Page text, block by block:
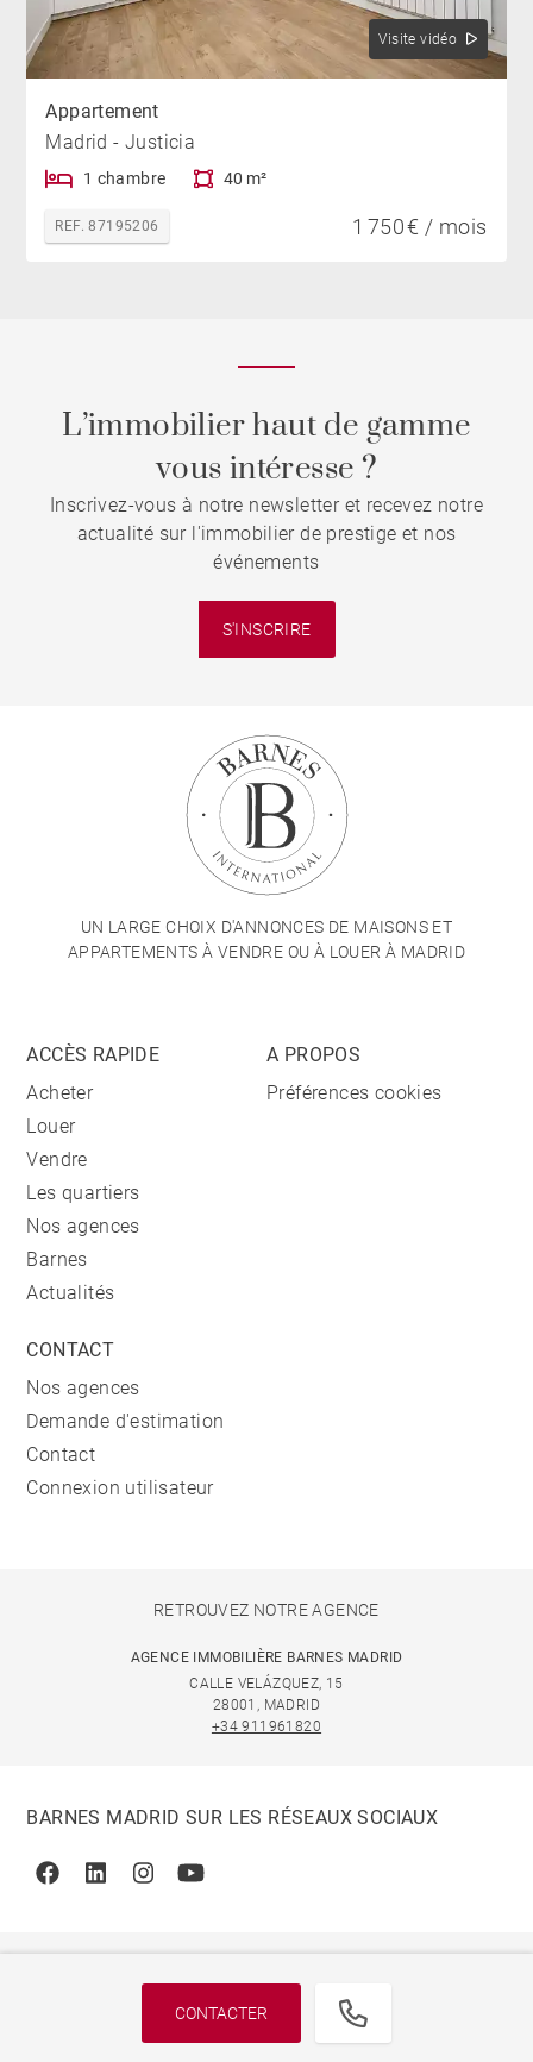
Visite vidéo
Appartement
Madrid - Justicia
1 chambre 40 m²
REF. 87195206 1 750 € / mois
CONTACTER
L’immobilier haut de gamme
vous intéresse ?
Inscrivez-vous à notre newsletter et recevez notre
actualité sur l'immobilier de prestige et nos
événements
S'INSCRIRE
UN LARGE CHOIX D'ANNONCES DE MAISONS ET
APPARTEMENTS À VENDRE OU À LOUER À MADRID
ACCÈS RAPIDE
Acheter
Louer
Vendre
Les quartiers
Nos agences
Barnes
Actualités
A PROPOS
Préférences cookies
CONTACT
Nos agences
Demande d'estimation
Contact
Connexion utilisateur
RETROUVEZ NOTRE AGENCE
AGENCE IMMOBILIÈRE BARNES MADRID
CALLE VELÁZQUEZ, 15
28001, MADRID
+34 911961820
BARNES MADRID SUR LES RÉSEAUX SOCIAUX
FacebookLinkedinInstagramYoutube
© 2026 BARNES, INTERNATIONAL REALTY - BARNES
INTERNATIONAL